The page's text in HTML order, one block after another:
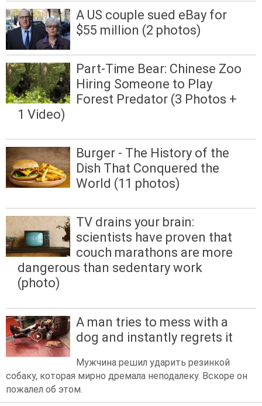
A US couple sued eBay for
$55 million (2 photos)
Part-Time Bear: Chinese Zoo
Hiring Someone to Play
Forest Predator (3 Photos +
1 Video)
Burger - The History of the
Dish That Conquered the
World (11 photos)
TV drains your brain:
scientists have proven that
couch marathons are more
dangerous than sedentary work
(photo)
A man tries to mess with a
dog and instantly regrets it
Мужчина решил ударить резинкой
собаку, которая мирно дремала неподалеку. Вскоре он
пожалел об этом.